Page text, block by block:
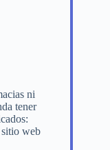
ni
tener
web